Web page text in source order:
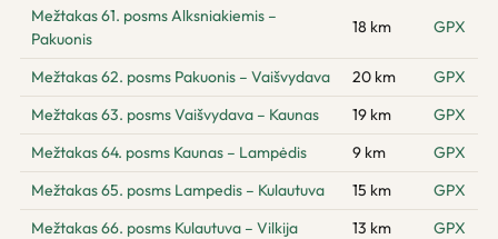
Mežtakas 61. posms Alksniakiemis –
Pakuonis
18 km GPX
Mežtakas 62. posms Pakuonis – Vaišvydava 20 km
GPX
Mežtakas 63. posms Vaišvydava – Kaunas
19 km
GPX
Mežtakas 64. posms Kaunas – Lampėdis
9 km
GPX
Mežtakas 65. posms Lampedis – Kulautuva
15 km
GPX
Mežtakas 66. posms Kulautuva – Vilkija
13 km
GPX